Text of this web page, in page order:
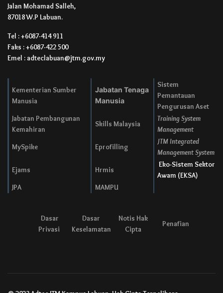
Jalan Mohamad Salleh,
87018 W.P Labuan.
Tel : +6087-414 911
Faks : +6087-422 500
Emel : adteclabuan@jtm.gov.my
Kementerian Sumber
Manusia
Jabatan Tenaga
Manusia
Sistem
Pemantauan
Pengurusan Aset
Jabatan Pembangunan
Kemahiran
Skills Malaysia
Training System
Management
MySpike
Eprofilling
JTM Integrated
Management System
Ejams
Hrmis
Eko-Sistem Sektor
Awam (EKSA)
JPA
MAMPU
Dasar
Privasi
Dasar
Keselamatan
Notis Hak
Cipta
Penafian